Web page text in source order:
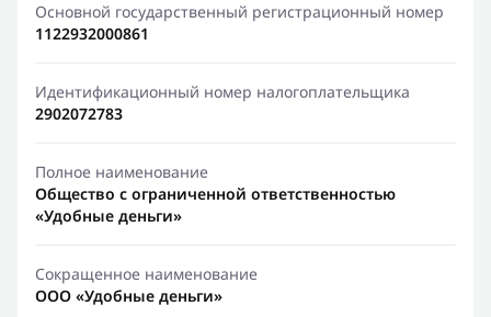
Основной государственный регистрационный номер
1122932000861
Идентификационный номер налогоплательщика
2902072783
Полное наименование
Общество с ограниченной ответственностью
«Удобные деньги»
Сокращенное наименование
ООО «Удобные деньги»